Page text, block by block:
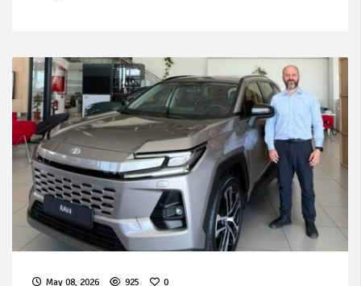
May 08, 2026 925 0